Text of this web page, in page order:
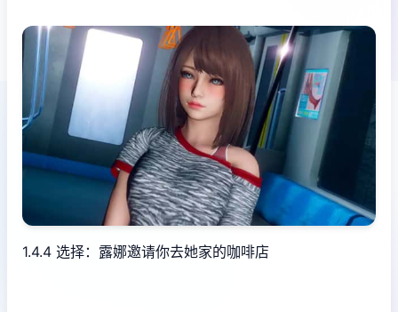
1.4.4 选择：露娜邀请你去她家的咖啡店